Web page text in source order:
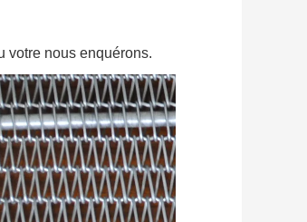
votre nous enquérons.